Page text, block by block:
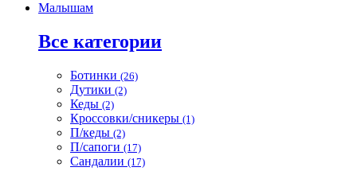
Малышам
Все категории
Ботинки (26)
Дутики (2)
Кеды (2)
Кроссовки/сникеры (1)
П/кеды (2)
П/сапоги (17)
Сандалии (17)